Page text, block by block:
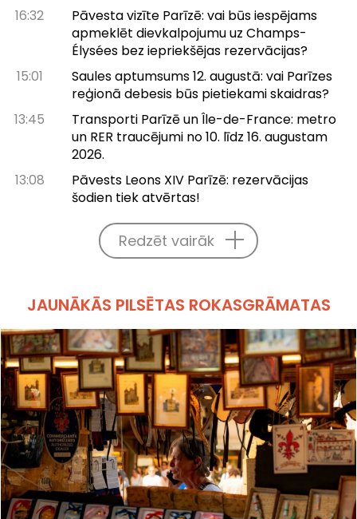
16:32
Pāvesta vizīte Parīzē: vai būs iespējams
apmeklēt dievkalpojumu uz Champs-
Élysées bez iepriekšējas rezervācijas?
15:01
Saules aptumsums 12. augustā: vai Parīzes
reģionā debesis būs pietiekami skaidras?
13:45
Transporti Parīzē un Île-de-France: metro
un RER traucējumi no 10. līdz 16. augustam
2026.
13:08
Pāvests Leons XIV Parīzē: rezervācijas
šodien tiek atvērtas!
Redzēt vairāk
JAUNĀKĀS PILSĒTAS ROKASGRĀMATAS